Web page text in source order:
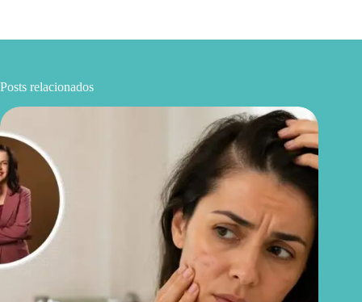
Posts relacionados